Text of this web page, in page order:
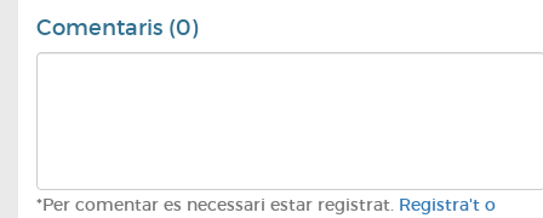
Comentaris (0)
*Per comentar es necessari estar registrat. Registra't o